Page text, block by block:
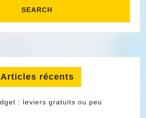
Articles récents
: leviers gratuits ou peu